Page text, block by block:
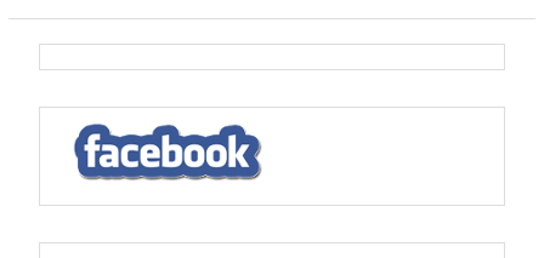
e
r
o
o
k
d
I
n
r
e
s